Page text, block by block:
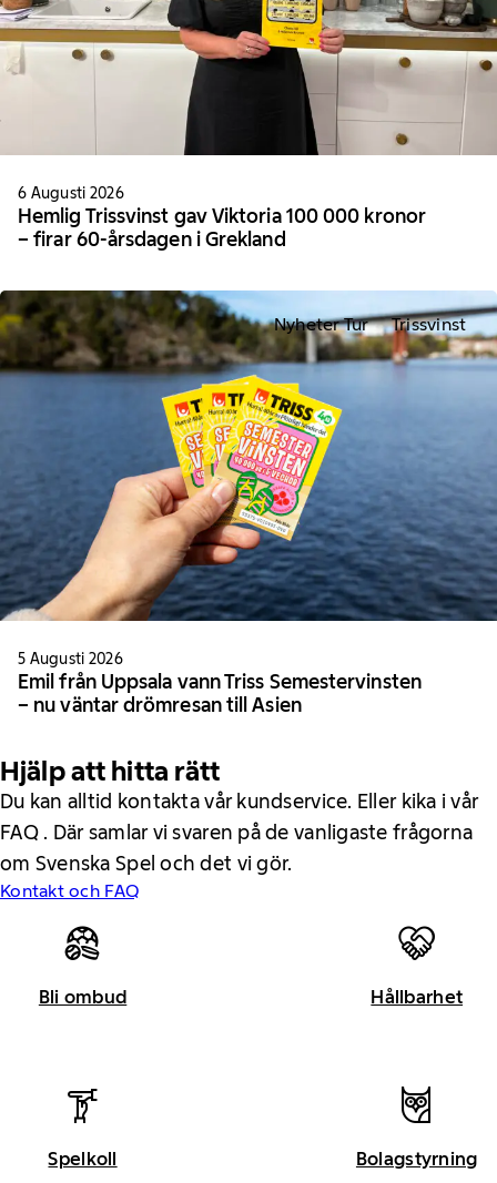
6 Augusti 2026
Hemlig Trissvinst gav Viktoria 100 000 kronor
– firar 60-årsdagen i Grekland
Nyheter Tur Trissvinst
5 Augusti 2026
Emil från Uppsala vann Triss Semestervinsten
– nu väntar drömresan till Asien
Hjälp att hitta rätt
Du kan alltid kontakta vår kundservice. Eller kika i vår
FAQ . Där samlar vi svaren på de vanligaste frågorna
om Svenska Spel och det vi gör.
Kontakt och FAQ
Bli ombud Hållbarhet
Spelkoll Bolagstyrning